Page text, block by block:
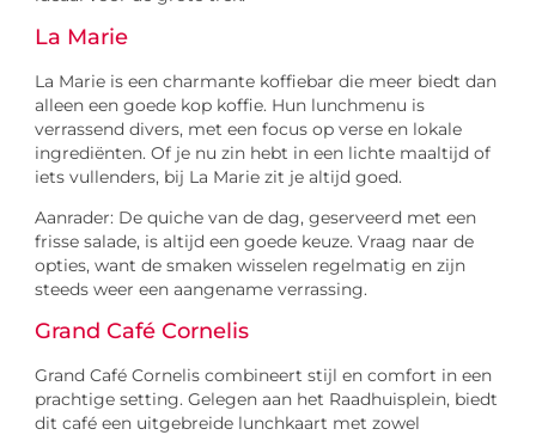
La Marie
La Marie is een charmante koffiebar die meer biedt dan
alleen een goede kop koffie. Hun lunchmenu is
verrassend divers, met een focus op verse en lokale
ingrediënten. Of je nu zin hebt in een lichte maaltijd of
iets vullenders, bij La Marie zit je altijd goed.
Aanrader: De quiche van de dag, geserveerd met een
frisse salade, is altijd een goede keuze. Vraag naar de
opties, want de smaken wisselen regelmatig en zijn
steeds weer een aangename verrassing.
Grand Café Cornelis
Grand Café Cornelis combineert stijl en comfort in een
prachtige setting. Gelegen aan het Raadhuisplein, biedt
dit café een uitgebreide lunchkaart met zowel